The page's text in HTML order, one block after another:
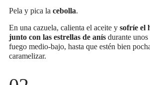
Pela y pica la cebolla.
En una cazuela, calienta el aceite y sofríe el
junto con las estrellas de anís durante
fuego medio-bajo, hasta que estén bien
caramelizar.